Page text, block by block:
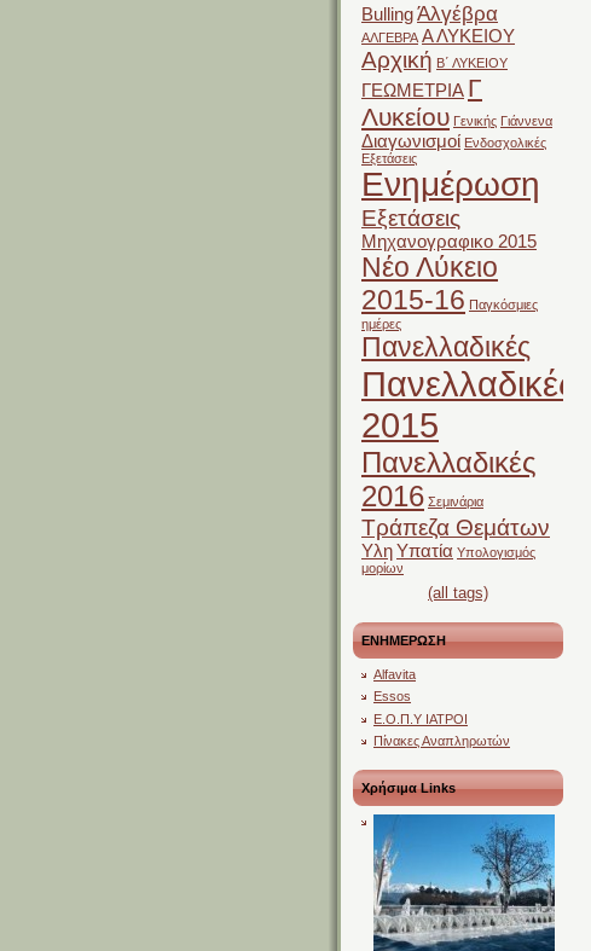
BullingΆλγέβρα
ΑΛΓΕΒΡΑ Α ΛΥΚΕΙΟΥ
Αρχική Β΄ ΛΥΚΕΙΟΥ
ΓΕΩΜΕΤΡΙΑ Γ
Λυκείου Γενικής Γιάννενα
Διαγωνισμοί Ενδοσχολικές
Εξετάσεις
Ενημέρωση
Εξετάσεις
Μηχανογραφικο 2015
Νέο Λύκειο
2015-16 Παγκόσμιες
ημέρες
Πανελλαδικές
Πανελλαδικές
2015
Πανελλαδικές
2016 Σεμινάρια
Τράπεζα Θεμάτων
ΥληΥπατία Υπολογισμός
μορίων
(all tags)
ΕΝΗΜΕΡΩΣΗ
Alfavita
Essos
Ε.Ο.Π.Υ ΙΑΤΡΟΙ
Πίνακες Αναπληρωτών
Χρήσιμα Links